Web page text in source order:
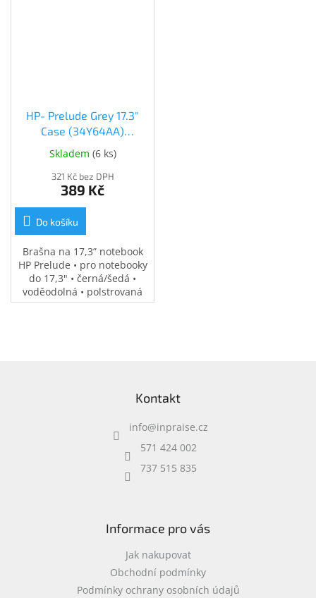
HP- Prelude Grey 17.3"
Case (34Y64AA)
(34Y64AA)
Skladem (6 ks)
321 Kč bez DPH
389 Kč
Do košíku
Brašna na 17,3” notebook
HP Prelude • pro notebooky
do 17,3" • černá/šedá •
voděodolná • polstrovaná
přihrádka na notebook •
Kontakt
info@inpraise.cz
571 424 002
737 515 835
Informace pro vás
Jak nakupovat
Obchodní podmínky
Podmínky ochrany osobních údajů